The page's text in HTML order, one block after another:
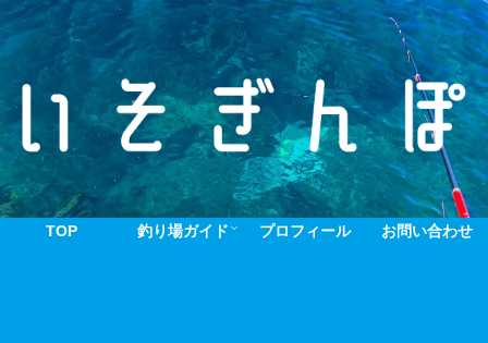
TOP 釣り場ガイド プロフィール お問い合わせ